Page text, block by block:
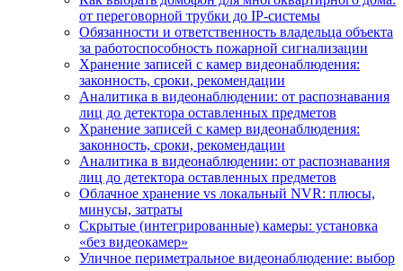
от переговорной трубки до IP-системы
Обязанности и ответственность владельца объекта
за работоспособность пожарной сигнализации
Хранение записей с камер видеонаблюдения:
законность, сроки, рекомендации
Аналитика в видеонаблюдении: от распознавания
лиц до детектора оставленных предметов
Хранение записей с камер видеонаблюдения:
законность, сроки, рекомендации
Аналитика в видеонаблюдении: от распознавания
лиц до детектора оставленных предметов
Облачное хранение vs локальный NVR: плюсы,
минусы, затраты
Скрытые (интегрированные) камеры: установка
«без видеокамер»
Уличное периметральное видеонаблюдение: выбор